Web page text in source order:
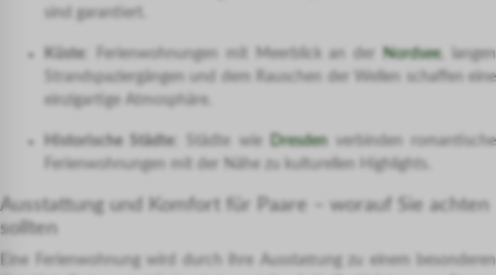
sind garantiert.
Küste : Ferienwohnungen mit Meerblick an derNordsee , langen
Strandspaziergängen und dem Rauschen der Wellen schaffen eine
einzigartige Atmosphäre.
Historische Städte : Städte wie Dresden
verbinden romantische
Ferienwohnungen mit der Nähe zu kulturellen Highlights.
Ausstattung und Komfort für Paare – worauf Sie achten
sollten
Eine Ferienwohnung wird durch ihre Ausstattung zu einem besonderen